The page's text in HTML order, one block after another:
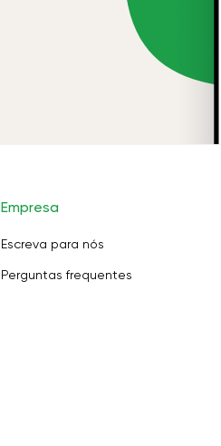
Empresa
Escreva para nós
Perguntas frequentes